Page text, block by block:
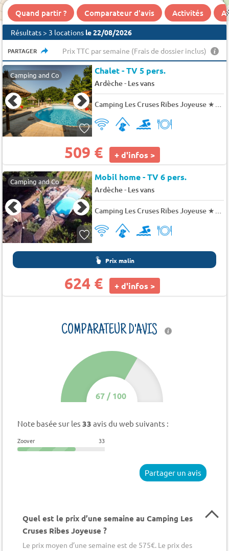
−
Quand partir ? Comparateur d'avis Activités A
Résultats > 3 locations le 22/08/2026
PARTAGER Prix TTC par semaine (Frais de dossier inclus)
Camping and Co Chalet - TV 5 pers.
Ardèche- Les vans
Camping Les Cruses Ribes Joyeuse ★★★
509 € + d'infos >
Camping and Co Mobil home - TV 6 pers.
Ardèche- Les vans
Camping Les Cruses Ribes Joyeuse ★★★
Prix malin
624 € + d'infos >
COMPARATEUR D'AVIS
67/100
Note basée sur les 33 avis du web suivants :
Zoover 33
Partager un avis
Quel est le prix d’une semaine au Camping Les
Cruses Ribes Joyeuse ?
Le prix moyen d’une semaine est de 575€. Le prix des